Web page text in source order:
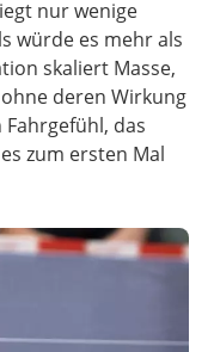
nur wenige
würde es mehr als
skaliert Masse,
deren Wirkung
das
zum ersten Mal